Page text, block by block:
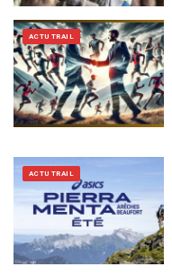
ACTU TRAIL
ACTU TRAIL